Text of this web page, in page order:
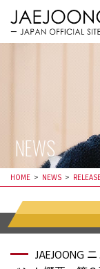
NEWS
HOME NEWS
JAEJOONG